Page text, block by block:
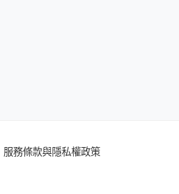
服務條款與隱私權政策